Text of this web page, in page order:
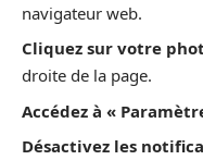
navigateur web.
Cliquez sur votre
droite de la page.
Accédez à «
Désactivez les